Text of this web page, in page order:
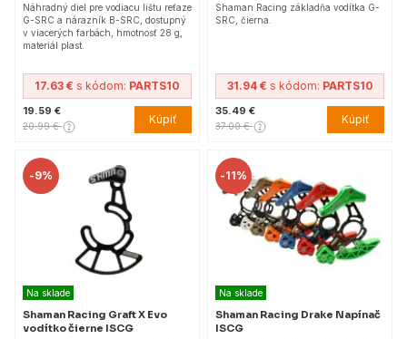
Náhradný diel pre vodiacu lištu reťaze
G-SRC a nárazník B-SRC, dostupný
v viacerých farbách, hmotnosť 28 g,
materiál plast.
17.63 € s kódom: PARTS10
19.59 €
20.99 € Kúpiť
Shaman Racing základňa vodítka G-
SRC, čierna.
31.94 € s kódom: PARTS10
35.49 €
37.00 € Kúpiť
-9%
Na sklade
Shaman Racing Graft X Evo
vodítko čierne ISCG
-11%
Na sklade
Shaman Racing Drake Napínač
ISCG